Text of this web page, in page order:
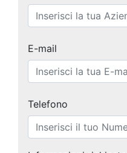
E-mail
Telefono